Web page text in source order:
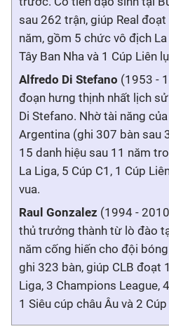
sau 262 trận, giúp Real
năm, gồm 5 chức vô địch La
Tây Ban Nha và 1 Cúp Liên
Alfredo Di Stefano (1953 -
đoạn hưng thịnh nhất lịch
Di Stefano. Nhờ tài năng
Argentina (ghi 307 bàn sau
15 danh hiệu sau 11 năm
La Liga, 5 Cúp C1, 1 Cúp
vua.
Raul Gonzalez (1994 -
thủ trưởng thành từ lò đào
năm cống hiến cho đội bóng
ghi 323 bàn, giúp CLB đoạt
Liga, 3 Champions League,
1 Siêu cúp châu Âu và 2